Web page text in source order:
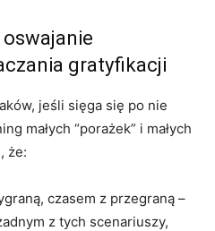
gratyfikacji
jeśli sięga się po nie
małych “porażek” i małych
że:
czasem z przegraną –
z tych scenariuszy,